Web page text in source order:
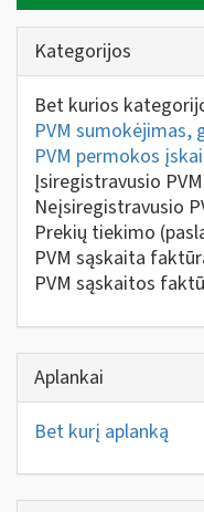
Kategorijos
Bet kurios
PVM sumokėjimas,
PVM permokos
Įsiregistravusio
Neįsiregistravusio
Prekių tiekimo
PVM sąskaita
PVM sąskaitos
Aplankai
Bet kurį aplanką